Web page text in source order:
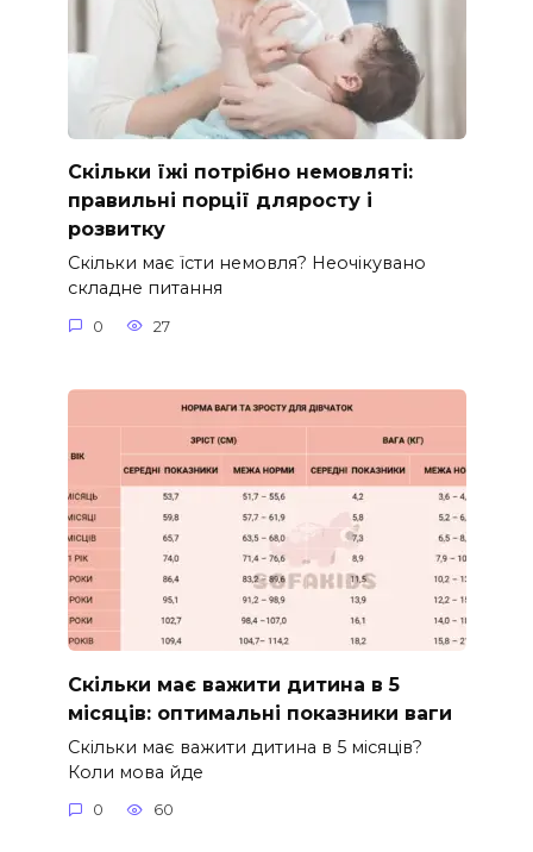
Скільки їжі потрібно немовляті:
правильні порції дляросту і
розвитку
Скільки має їсти немовля? Неочікувано
складне питання
0 27
Скільки має важити дитина в 5
місяців: оптимальні показники ваги
Скільки має важити дитина в 5 місяців?
Коли мова йде
0 60